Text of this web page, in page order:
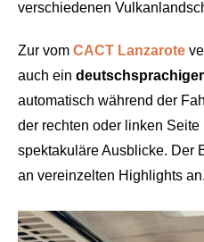
verschiedenen
Zur vom CACT Lanzarote
auch ein
automatisch während der
der rechten oder linken
spektakuläre Ausblicke. Der
an vereinzelten Highlights an.